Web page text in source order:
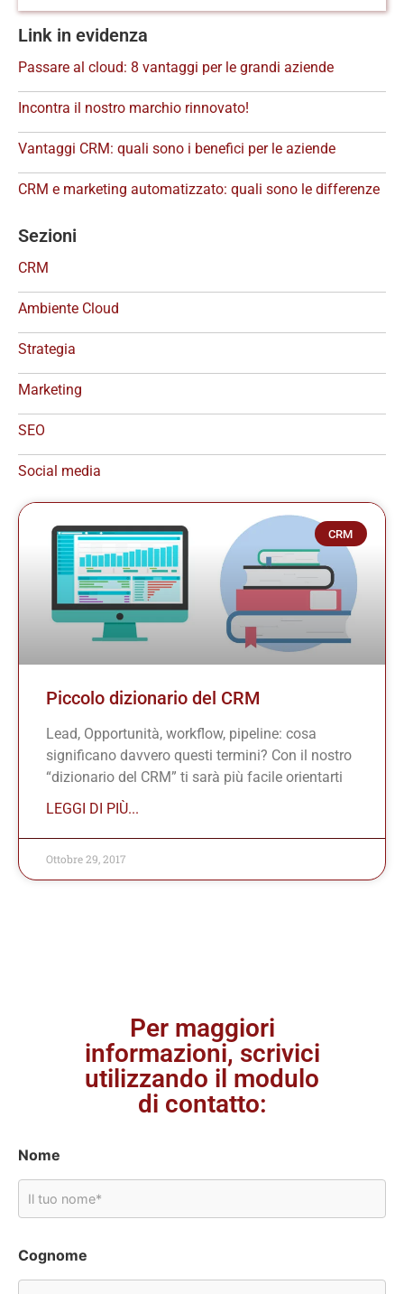
CRM
Piccolo dizionario del CRM
Lead, Opportunità, workflow, pipeline: cosa
significano davvero questi termini? Con il nostro
“dizionario del CRM” ti sarà più facile orientarti
LEGGI DI PIÙ...
Ottobre 29, 2017
Link in evidenza
Passare al cloud: 8 vantaggi per le grandi aziende
Incontra il nostro marchio rinnovato!
Vantaggi CRM: quali sono i benefici per le aziende
CRM e marketing automatizzato: quali sono le differenze
Sezioni
CRM
Ambiente Cloud
Strategia
Marketing
SEO
Social media
Per maggiori
informazioni, scrivici
utilizzando il modulo
di contatto:
Nome
Cognome